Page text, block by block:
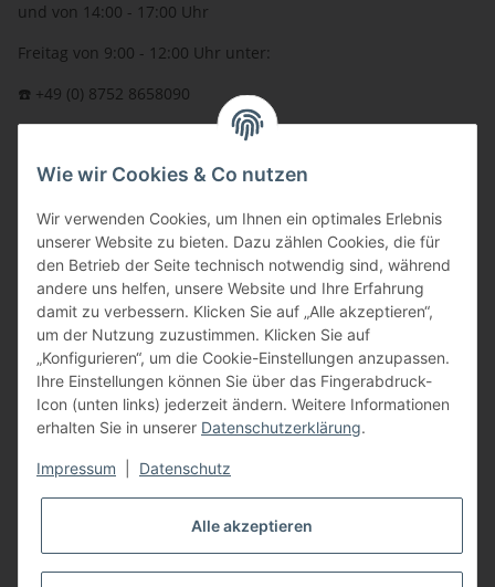
und von 14:00 - 17:00 Uhr
Freitag von 9:00 - 12:00 Uhr unter:
☎️ +49 (0) 8752 8658090
oder über unserKontaktformular
BFT - Autorisierter Fachhändler
Wie wir Cookies & Co nutzen
Wir verwenden Cookies, um Ihnen ein optimales Erlebnis
unserer Website zu bieten. Dazu zählen Cookies, die für
den Betrieb der Seite technisch notwendig sind, während
andere uns helfen, unsere Website und Ihre Erfahrung
damit zu verbessern. Klicken Sie auf „Alle akzeptieren“,
um der Nutzung zuzustimmen. Klicken Sie auf
„Konfigurieren“, um die Cookie-Einstellungen anzupassen.
Ihre Einstellungen können Sie über das Fingerabdruck-
Icon (unten links) jederzeit ändern. Weitere Informationen
erhalten Sie in unserer Datenschutzerklärung.
Impressum Datenschutz
Alle akzeptieren